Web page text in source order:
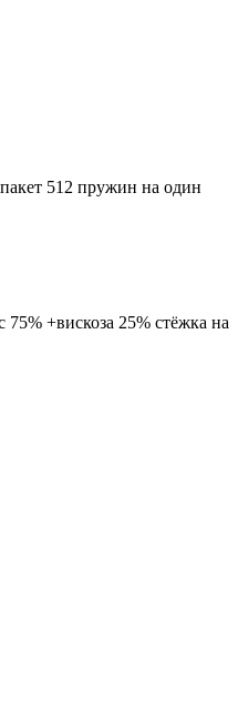
512 пружин на один
+вискоза 25% стёжка на